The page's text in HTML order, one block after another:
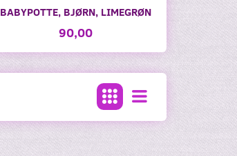
BABYPOTTE, BJØRN, LIMEGRØN
90,00